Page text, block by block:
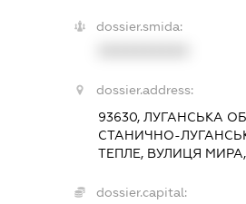
dossier.smida:
dossier.address:
93630, ЛУГАНСЬКА
СТАНИЧНО-
ТЕПЛЕ, ВУЛИЦЯ
dossier.capital: